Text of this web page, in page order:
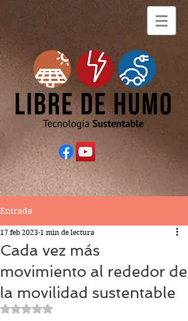
Entrada
Cada vez más
movimiento al rededor de
la movilidad sustentable
17 feb 2023 1 min de lectura
Obtuvo NaN de 5 estrellas.